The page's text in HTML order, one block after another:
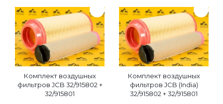
Комплект воздушных
фильтров JCB 32/915802 +
32/915801
Комплект воздушных
фильтров JCB (India)
32/915802 + 32/915801